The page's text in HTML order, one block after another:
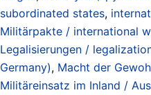
subordinated states,
Militärpakte / international
Legalisierungen /
Germany), Macht der
Militäreinsatz im Inland /